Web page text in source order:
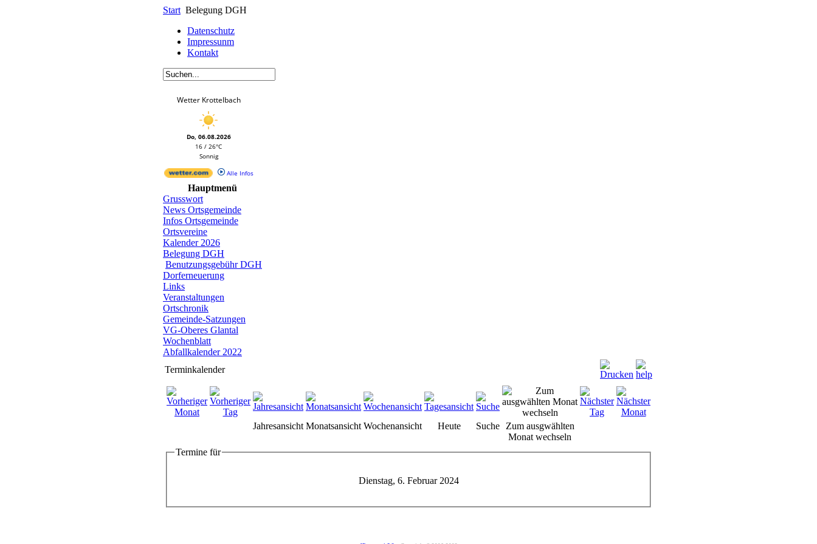
Start Belegung DGH
Datenschutz
Impressunm
Kontakt
Wetter Krottelbach
Do, 06.08.2026
16 / 26°C
Sonnig
Alle Infos
Hauptmenü
Grusswort
News Ortsgemeinde
Infos Ortsgemeinde
Ortsvereine
Kalender 2026
Belegung DGH
Benutzungsgebühr DGH
Dorferneuerung
Links
Veranstaltungen
Ortschronik
Gemeinde-Satzungen
VG-Oberes Glantal
Wochenblatt
Abfallkalender 2022
Terminkalender
Jahresansicht Monatsansicht Wochenansicht Heute Suche
Zum ausgwählten
Monat wechseln
Termine für
Dienstag, 6. Februar 2024